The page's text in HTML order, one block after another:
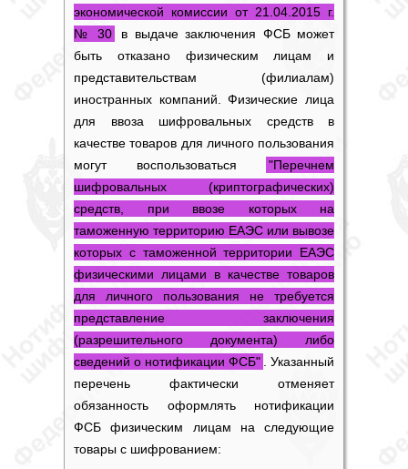
экономической комиссии от 21.04.2015 г.
№ 30
в выдаче заключения ФСБ может
быть отказано физическим лицам и
представительствам (филиалам)
иностранных компаний. Физические лица
для ввоза шифровальных средств в
качестве товаров для личного пользования
могут воспользоваться
"Перечнем
шифровальных (криптографических)
средств, при ввозе которых на
таможенную территорию ЕАЭС или вывозе
которых с таможенной территории ЕАЭС
физическими лицами в качестве товаров
для личного пользования не требуется
представление заключения
(разрешительного документа) либо
сведений о нотификации ФСБ"
. Указанный
перечень фактически отменяет
обязанность оформлять нотификации
ФСБ физическим лицам на следующие
товары с шифрованием: